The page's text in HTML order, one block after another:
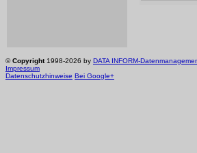
©Copyright1998-2026 by DATA INFORM-
Impressum
Datenschutzhinweise Bei Google+